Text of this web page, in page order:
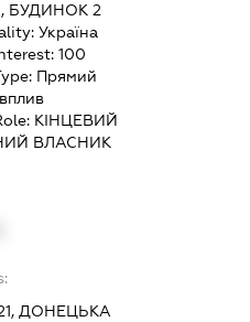
БУДИНОК 2
Україна
100
Прямий
КІНЦЕВИЙ
ВЛАСНИК
ДОНЕЦЬКА